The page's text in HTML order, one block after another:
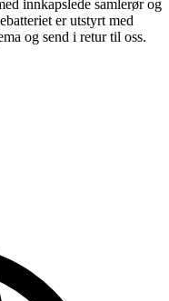
innkapslede samlerør og
er utstyrt med
og send i retur til oss.